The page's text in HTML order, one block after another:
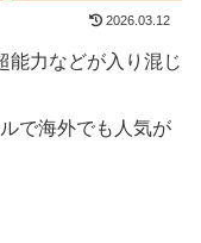
2026.03.12
能力などが入り混じ
で海外でも人気が